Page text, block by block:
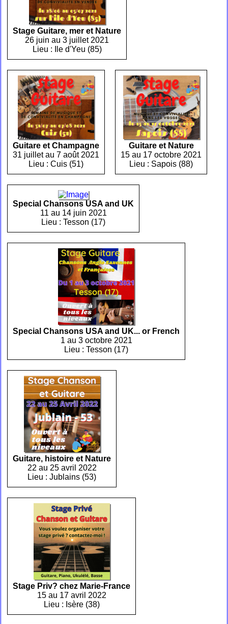
Stage Guitare, mer et Nature
26 juin au 3 juillet 2021
Lieu : Ile d'Yeu (85)
Guitare et Champagne
31 juillet au 7 août 2021
Lieu : Cuis (51)
Guitare et Nature
15 au 17 octobre 2021
Lieu : Sapois (88)
Special Chansons USA and UK
11 au 14 juin 2021
Lieu : Tesson (17)
Special Chansons USA and UK... or French
1 au 3 octobre 2021
Lieu : Tesson (17)
Guitare, histoire et Nature
22 au 25 avril 2022
Lieu : Jublains (53)
Stage Priv? chez Marie-France
15 au 17 avril 2022
Lieu : Isère (38)